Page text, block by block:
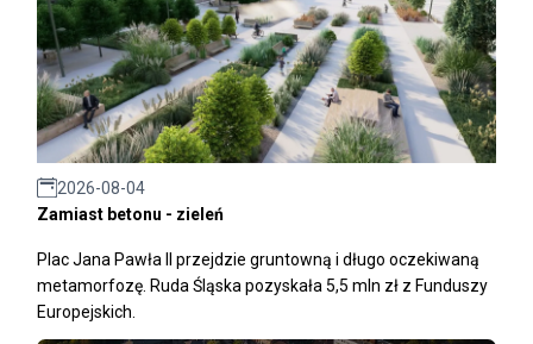
2026-08-04
Zamiast betonu - zieleń
Plac Jana Pawła II przejdzie gruntowną i długo oczekiwaną
metamorfozę. Ruda Śląska pozyskała 5,5 mln zł z Funduszy
Europejskich.